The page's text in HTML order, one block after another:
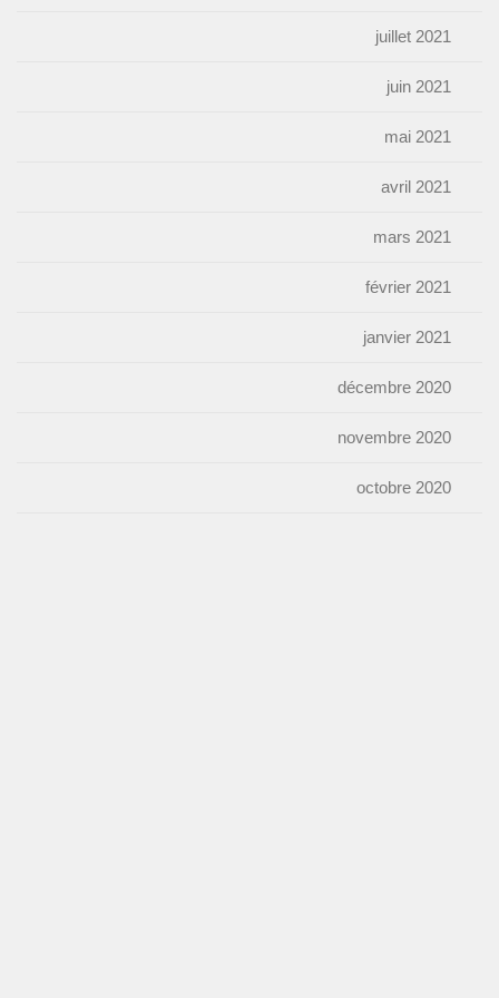
juillet 2021
juin 2021
mai 2021
avril 2021
mars 2021
février 2021
janvier 2021
décembre 2020
novembre 2020
octobre 2020